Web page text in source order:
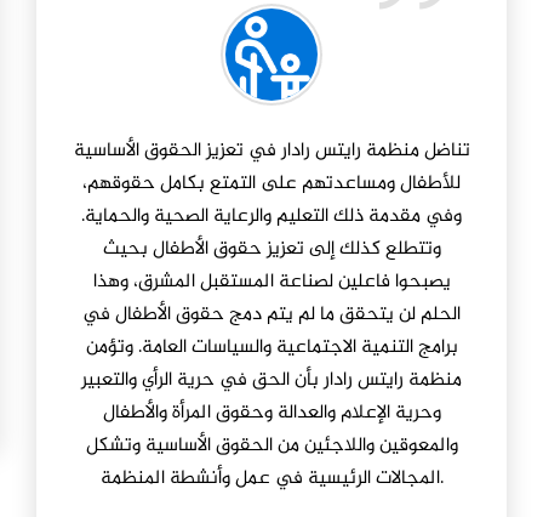
تناضل منظمة رايتس رادار في تعزيز الحقوق الأساسية
للأطفال ومساعدتهم على التمتع بكامل حقوقهم،
وفي مقدمة ذلك التعليم والرعاية الصحية والحماية.
وتتطلع كذلك إلى تعزيز حقوق الأطفال بحيث
يصبحوا فاعلين لصناعة المستقبل المشرق، وهذا
الحلم لن يتحقق ما لم يتم دمج حقوق الأطفال في
برامج التنمية الاجتماعية والسياسات العامة. وتؤمن
منظمة رايتس رادار بأن الحق في حرية الرأي والتعبير
وحرية الإعلام والعدالة وحقوق المرأة والأطفال
والمعوقين واللاجئين من الحقوق الأساسية وتشكل
المجالات الرئيسية في عمل وأنشطة المنظمة.